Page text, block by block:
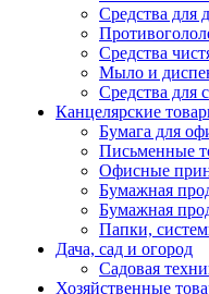
Средства для
Средства
Мыло и
Средства для
Канцелярские
Бумага для
Письменные
Офисные
Бумажная
Бумажная
Папки,
Дача, сад и огород
Садовая
Хозяйственные